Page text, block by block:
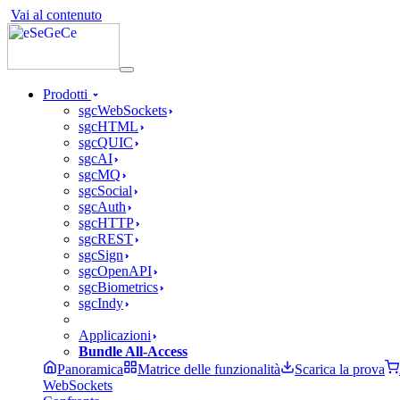
Vai al contenuto
Prodotti
sgcWebSockets
sgcHTML
sgcQUIC
sgcAI
sgcMQ
sgcSocial
sgcAuth
sgcHTTP
sgcREST
sgcSign
sgcOpenAPI
sgcBiometrics
sgcIndy
Applicazioni
Bundle All-Access
Panoramica
Matrice delle funzionalità Scarica la prova
WebSockets